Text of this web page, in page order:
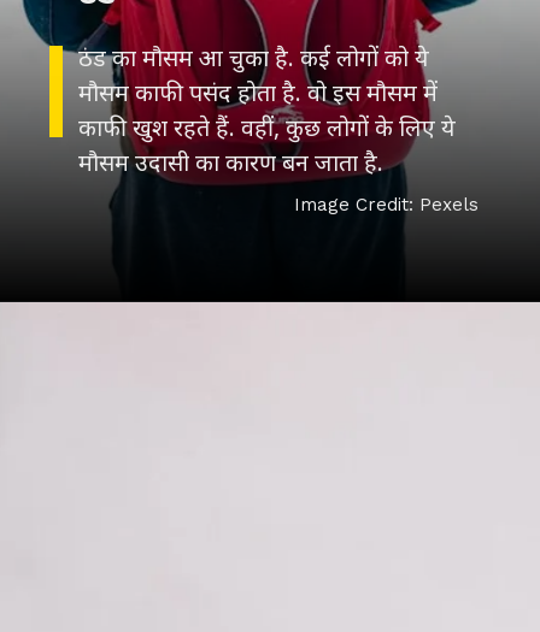
ठंड का मौसम आ चुका है. कई लोगों को ये
मौसम काफी पसंद होता है. वो इस मौसम में
काफी खुश रहते हैं. वहीं, कुछ लोगों के लिए ये
मौसम उदासी का कारण बन जाता है.
Image Credit: Pexels